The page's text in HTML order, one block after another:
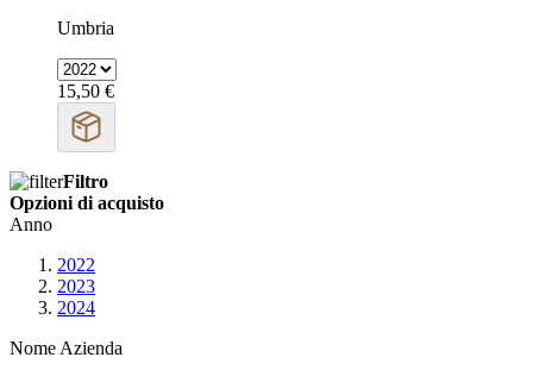
Umbria
15,50 €
Filtro
Opzioni di acquisto
Anno
2022
2023
2024
Nome Azienda